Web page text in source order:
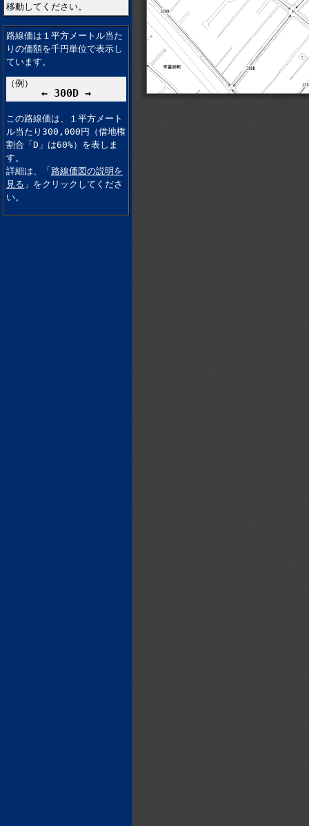
移動してください。
路線価は１平方メートル当た
りの価額を千円単位で表示し
ています。
（例）
← 300D →
この路線価は、１平方メート
ル当たり300,000円（借地権
割合「D」は60%）を表しま
す。
詳細は、「 路線価図の説明を
見る 」をクリックしてくださ
い。